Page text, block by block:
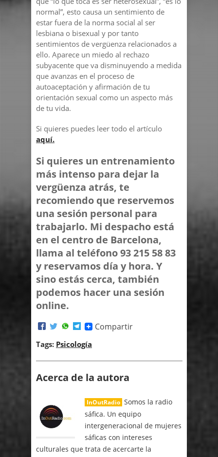
normal”, esto causa un sentimiento de
estar fuera de la norma social al ser
lesbiana o bisexual y por tanto
sentimientos de vergüenza relacionados a
ello. Aparece un miedo al rechazo
subyacente que va disminuyendo a medida
que avanzas en el proceso de
autoaceptación y afirmación de tu
orientación sexual como un aspecto más
de tu vida.
Si quieres puedes leer todo el artículo
aquí.
Si quieres un entrenamiento
más intenso para dejar la
vergüenza atrás, te
recomiendo que reservemos
una sesión personal para
trabajarlo. Mi despacho está
en el centro de Barcelona,
llama al teléfono 93 215 58 83
y reservamos día y hora. Y
sino estás cerca, también
podemos hacer una sesión
online.
Compartir
Tags: Psicología
Acerca de la autora
InOutRadio Somos la radio
sáfica. Un equipo
intergeneracional de mujeres
sáficas con intereses
culturales que trata de acercarte la